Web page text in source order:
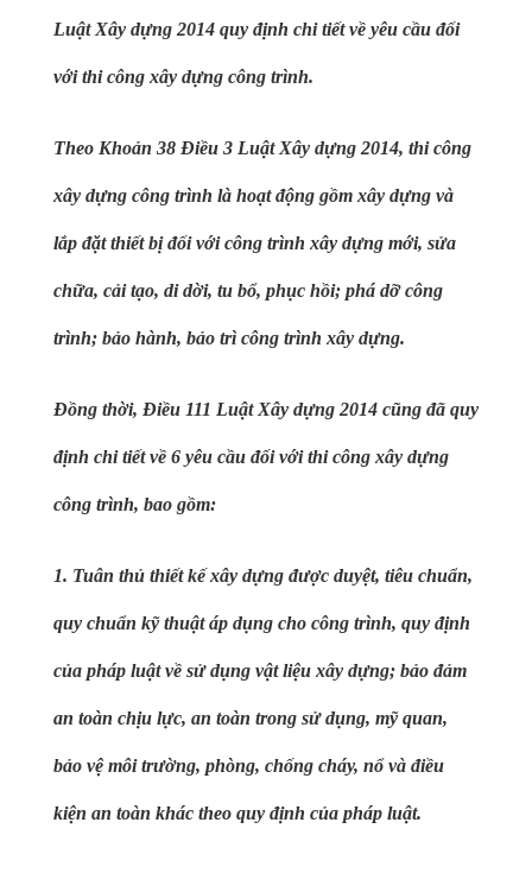
Luật Xây dựng 2014 quy định chi tiết về yêu cầu đối
với thi công xây dựng công trình.
Theo Khoản 38 Điều 3 Luật Xây dựng 2014, thi công
xây dựng công trình là hoạt động gồm xây dựng và
lắp đặt thiết bị đối với công trình xây dựng mới, sửa
chữa, cải tạo, di dời, tu bổ, phục hồi; phá dỡ công
trình; bảo hành, bảo trì công trình xây dựng.
Đồng thời, Điều 111 Luật Xây dựng 2014 cũng đã quy
định chi tiết về 6 yêu cầu đối với thi công xây dựng
công trình, bao gồm:
1. Tuân thủ thiết kế xây dựng được duyệt, tiêu chuẩn,
quy chuẩn kỹ thuật áp dụng cho công trình, quy định
của pháp luật về sử dụng vật liệu xây dựng; bảo đảm
an toàn chịu lực, an toàn trong sử dụng, mỹ quan,
bảo vệ môi trường, phòng, chống cháy, nổ và điều
kiện an toàn khác theo quy định của pháp luật.